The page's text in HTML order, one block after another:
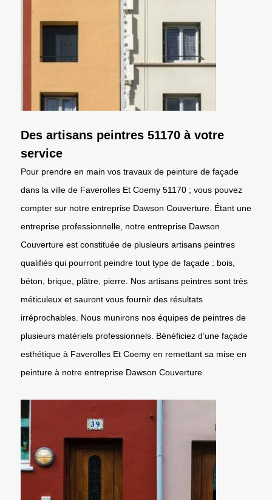
Des artisans peintres 51170 à votre
service
Pour prendre en main vos travaux de peinture de façade
dans la ville de Faverolles Et Coemy 51170 ; vous pouvez
compter sur notre entreprise Dawson Couverture. Étant une
entreprise professionnelle, notre entreprise Dawson
Couverture est constituée de plusieurs artisans peintres
qualifiés qui pourront peindre tout type de façade : bois,
béton, brique, plâtre, pierre. Nos artisans peintres sont très
méticuleux et sauront vous fournir des résultats
irréprochables. Nous munirons nos équipes de peintres de
plusieurs matériels professionnels. Bénéficiez d’une façade
esthétique à Faverolles Et Coemy en remettant sa mise en
peinture à notre entreprise Dawson Couverture.